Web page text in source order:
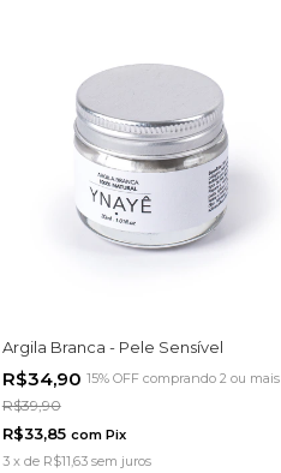
Argila Branca - Pele Sensível
R$34,90 15% OFF comprando 2 ou mais
R$39,90
R$33,85 com Pix
3 x de R$11,63 sem juros